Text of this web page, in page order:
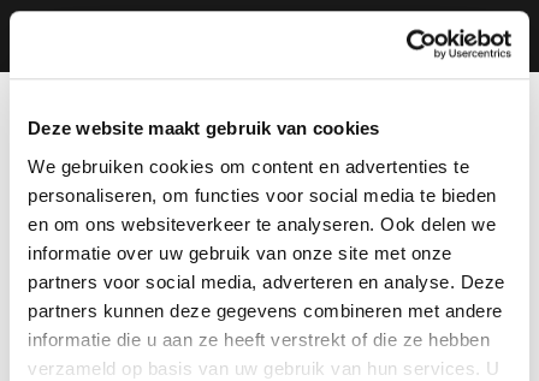
Deze website maakt gebruik van cookies
We gebruiken cookies om content en advertenties te
personaliseren, om functies voor social media te bieden
en om ons websiteverkeer te analyseren. Ook delen we
informatie over uw gebruik van onze site met onze
partners voor social media, adverteren en analyse. Deze
partners kunnen deze gegevens combineren met andere
informatie die u aan ze heeft verstrekt of die ze hebben
verzameld op basis van uw gebruik van hun services. U